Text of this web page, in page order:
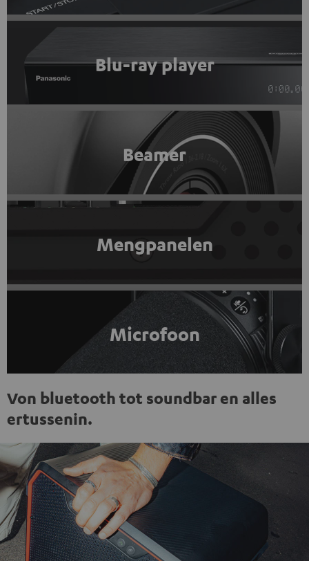
Blu-ray player
Beamer
Mengpanelen
Microfoon
Von bluetooth tot soundbar en alles
ertussenin.